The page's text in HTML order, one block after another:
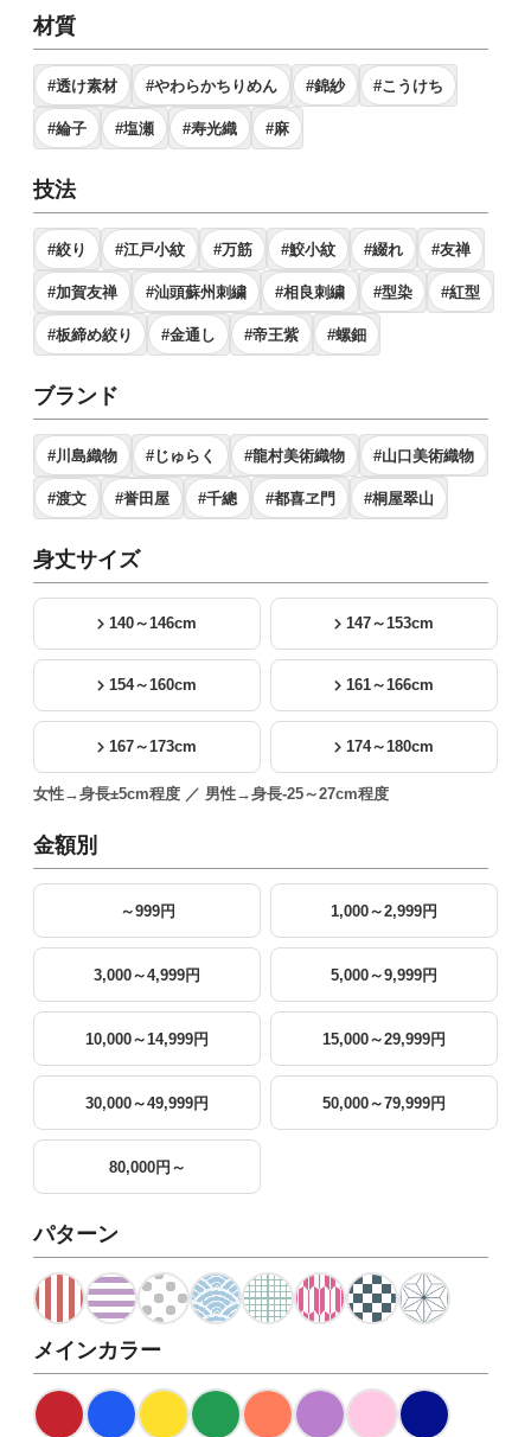
材質
#透け素材 #やわらかちりめん #錦紗 #こうけち
#綸子 #塩瀬 #寿光織 #麻
技法
#絞り #江戸小紋 #万筋 #鮫小紋 #綴れ #友禅
#加賀友禅 #汕頭蘇州刺繍 #相良刺繍 #型染 #紅型
#板締め絞り #金通し #帝王紫 #螺鈿
ブランド
#川島織物 #じゅらく #龍村美術織物 #山口美術織物
#渡文 #誉田屋 #千總 #都喜ヱ門 #桐屋翠山
身丈サイズ
140～146cm 147～153cm
154～160cm 161～166cm
167～173cm 174～180cm
女性→身長±5cm程度 ／ 男性→身長-25～27cm程度
金額別
～999円 1,000～2,999円
3,000～4,999円 5,000～9,999円
10,000～14,999円 15,000～29,999円
30,000～49,999円 50,000～79,999円
80,000円～
パターン
メインカラー